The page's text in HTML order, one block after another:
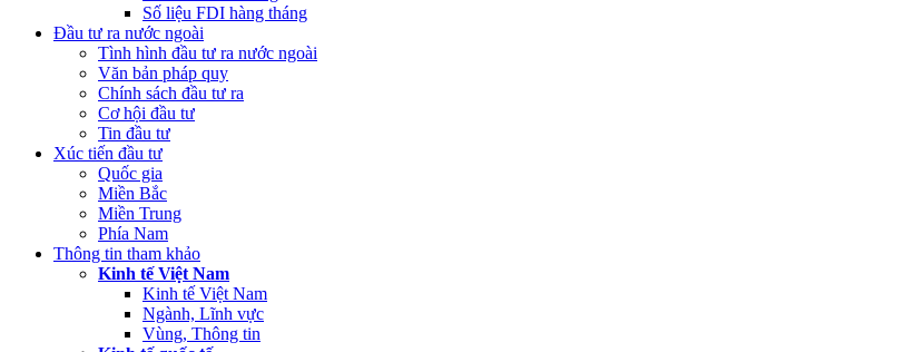
Số liệu FDI hàng tháng
Đầu tư ra nước ngoài
Tình hình đầu tư ra nước ngoài
Văn bản pháp quy
Chính sách đầu tư ra
Cơ hội đầu tư
Tin đầu tư
Xúc tiến đầu tư
Quốc gia
Miền Bắc
Miền Trung
Phía Nam
Thông tin tham khảo
Kinh tế Việt Nam
Kinh tế Việt Nam
Ngành, Lĩnh vực
Vùng, Thông tin